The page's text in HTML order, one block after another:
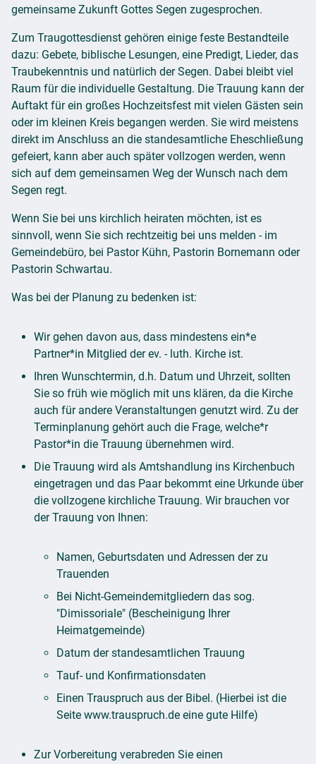
gemeinsame Zukunft Gottes Segen zugesprochen.
Zum Traugottesdienst gehören einige feste Bestandteile
dazu: Gebete, biblische Lesungen, eine Predigt, Lieder, das
Traubekenntnis und natürlich der Segen. Dabei bleibt viel
Raum für die individuelle Gestaltung. Die Trauung kann der
Auftakt für ein großes Hochzeitsfest mit vielen Gästen sein
oder im kleinen Kreis begangen werden. Sie wird meistens
direkt im Anschluss an die standesamtliche Eheschließung
gefeiert, kann aber auch später vollzogen werden, wenn
sich auf dem gemeinsamen Weg der Wunsch nach dem
Segen regt.
Wenn Sie bei uns kirchlich heiraten möchten, ist es
sinnvoll, wenn Sie sich rechtzeitig bei uns melden - im
Gemeindebüro, bei Pastor Kühn, Pastorin Bornemann oder
Pastorin Schwartau.
Was bei der Planung zu bedenken ist:
Wir gehen davon aus, dass mindestens ein*e
Partner*in Mitglied der ev. - luth. Kirche ist.
Ihren Wunschtermin, d.h. Datum und Uhrzeit, sollten
Sie so früh wie möglich mit uns klären, da die Kirche
auch für andere Veranstaltungen genutzt wird. Zu der
Terminplanung gehört auch die Frage, welche*r
Pastor*in die Trauung übernehmen wird.
Die Trauung wird als Amtshandlung ins Kirchenbuch
eingetragen und das Paar bekommt eine Urkunde über
die vollzogene kirchliche Trauung. Wir brauchen vor
der Trauung von Ihnen:
Namen, Geburtsdaten und Adressen der zu
Trauenden
Bei Nicht-Gemeindemitgliedern das sog.
"Dimissoriale" (Bescheinigung Ihrer
Heimatgemeinde)
Datum der standesamtlichen Trauung
Tauf- und Konfirmationsdaten
Einen Trauspruch aus der Bibel. (Hierbei ist die
Seite www.trauspruch.de eine gute Hilfe)
Zur Vorbereitung verabreden Sie einen